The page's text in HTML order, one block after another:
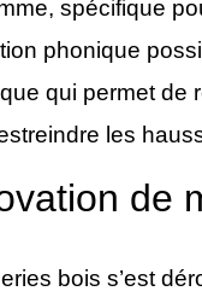
spécifique
phonique
qui permet de
les
de
bois s’est